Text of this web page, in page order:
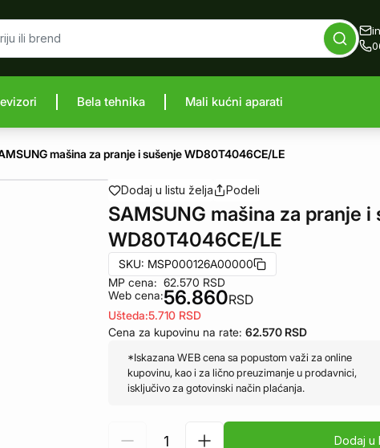
Bela tehnika Mali kućni aparati
mašina za pranje i sušenje WD80T4046CE/LE
Dodaj u listu želja Podeli
SAMSUNG mašina za pranje i
WD80T4046CE/LE
SKU: MSP000126A00000
MP cena:
Web cena:
62.570 RSD
56.860RSD
Ušteda:5.710 RSD
Cena za kupovinu na rate: 62.570 RSD
*Iskazana WEB cena sa popustom važi za online
kupovinu, kao i za lično preuzimanje u prodavnici,
isključivo za gotovinski način plaćanja.
Dodaj u